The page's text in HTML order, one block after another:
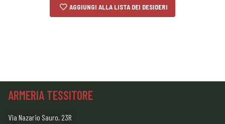
AGGIUNGI ALLA LISTA DEI DESIDERI
ARMERIA TESSITORE
Via Nazario Sauro, 23R